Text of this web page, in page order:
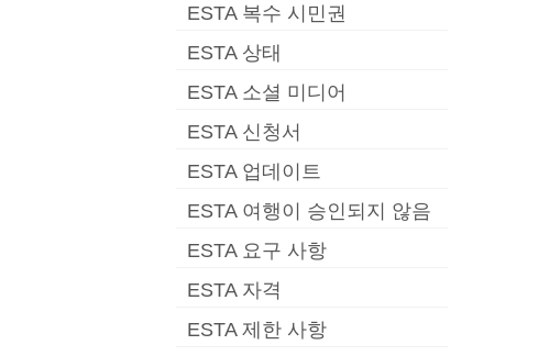
ESTA 복수 시민권
ESTA 상태
ESTA 소셜 미디어
ESTA 신청서
ESTA 업데이트
ESTA 여행이 승인되지 않음
ESTA 요구 사항
ESTA 자격
ESTA 제한 사항